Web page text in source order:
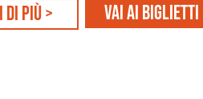
più > Vai ai biglietti